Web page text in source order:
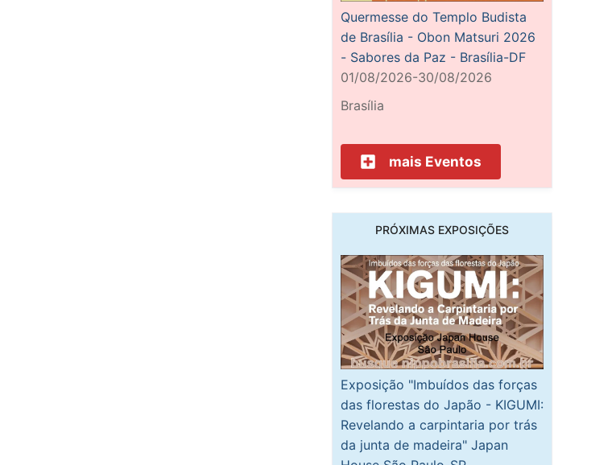
Quermesse do Templo Budista
de Brasília - Obon Matsuri 2026
- Sabores da Paz - Brasília-DF
01/08/2026-30/08/2026
Brasília
mais Eventos
PRÓXIMAS EXPOSIÇÕES
Exposição "Imbuídos das forças
das florestas do Japão - KIGUMI:
Revelando a carpintaria por trás
da junta de madeira" Japan